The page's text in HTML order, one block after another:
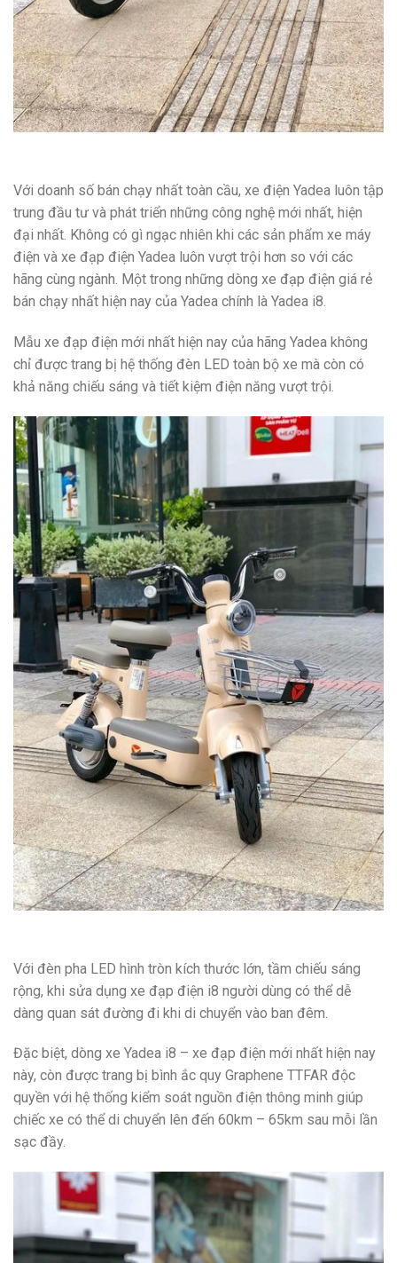
Với doanh số bán chạy nhất toàn cầu, xe điện Yadea luôn tập
trung đầu tư và phát triển những công nghệ mới nhất, hiện
đại nhất. Không có gì ngạc nhiên khi các sản phẩm xe máy
điện và xe đạp điện Yadea luôn vượt trội hơn so với các
hãng cùng ngành. Một trong những dòng xe đạp điện giá rẻ
bán chạy nhất hiện nay của Yadea chính là Yadea i8.
Mẫu xe đạp điện mới nhất hiện nay của hãng Yadea không
chỉ được trang bị hệ thống đèn LED toàn bộ xe mà còn có
khả năng chiếu sáng và tiết kiệm điện năng vượt trội.
Với đèn pha LED hình tròn kích thước lớn, tầm chiếu sáng
rộng, khi sửa dụng xe đạp điện i8 người dùng có thể dễ
dàng quan sát đường đi khi di chuyển vào ban đêm.
Đặc biệt, dòng xe Yadea i8 – xe đạp điện mới nhất hiện nay
này, còn được trang bị bình ắc quy Graphene TTFAR độc
quyền với hệ thống kiểm soát nguồn điện thông minh giúp
chiếc xe có thể di chuyển lên đến 60km – 65km sau mỗi lần
sạc đầy.